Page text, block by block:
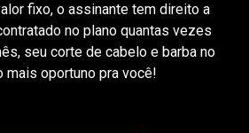
fixo, o assinante tem direito a
no plano quantas vezes
seu corte de cabelo e barba no
mais oportuno pra você!